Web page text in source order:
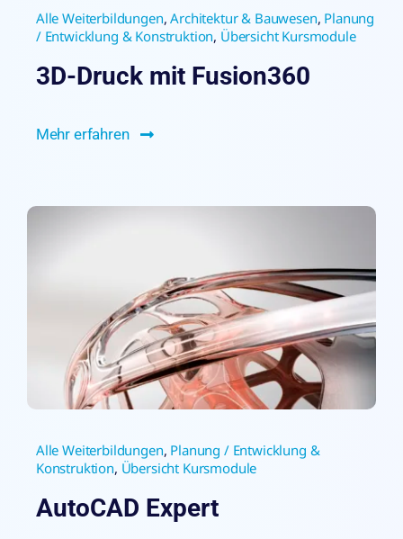
Alle Weiterbildungen,Architektur & Bauwesen, Planung
/ Entwicklung & Konstruktion, Übersicht Kursmodule
3D-Druck mit Fusion360
Mehr erfahren
Alle Weiterbildungen, Planung / Entwicklung &
Konstruktion, Übersicht Kursmodule
AutoCAD Expert